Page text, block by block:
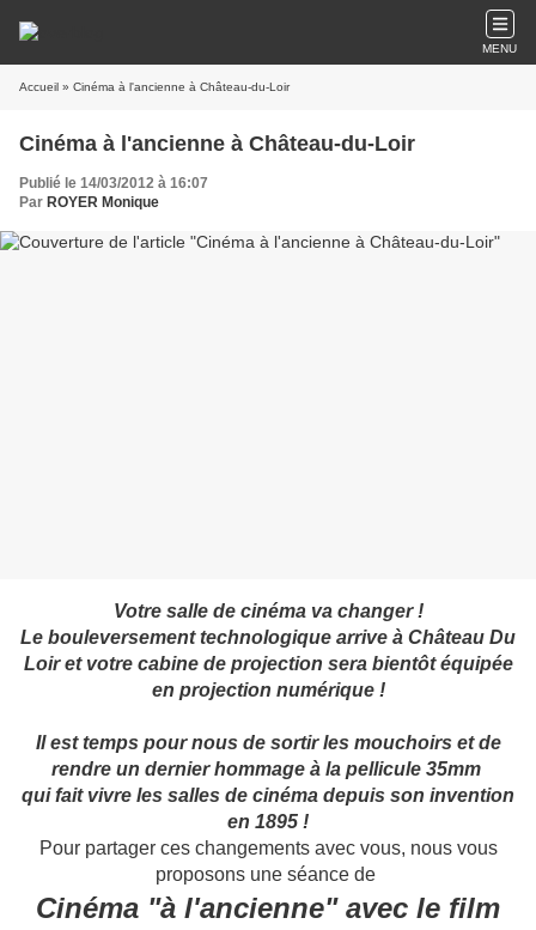
MENU
Accueil » Cinéma à l'ancienne à Château-du-Loir
Cinéma à l'ancienne à Château-du-Loir
Publié le 14/03/2012 à 16:07
Par ROYER Monique
Votre salle de cinéma va changer !
Le bouleversement technologique arrive à Château Du
Loir et votre cabine de projection sera bientôt équipée
en projection numérique !
Il est temps pour nous de sortir les mouchoirs et de
rendre un dernier hommage à la pellicule 35mm
qui fait vivre les salles de cinéma depuis son invention
en 1895 !
Pour partager ces changements avec vous, nous vous
proposons une séance de
Cinéma "à l'ancienne" avec le film